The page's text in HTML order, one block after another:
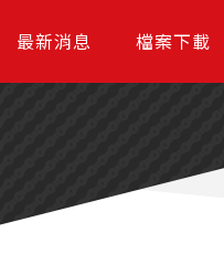
最新消息 檔案下載